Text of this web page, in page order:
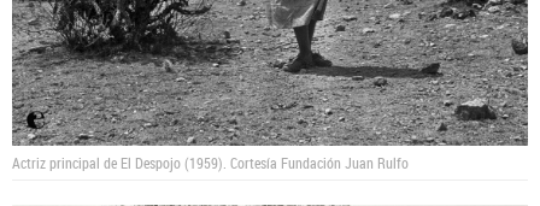
Actriz principal de El Despojo (1959). Cortesía Fundación Juan Rulfo